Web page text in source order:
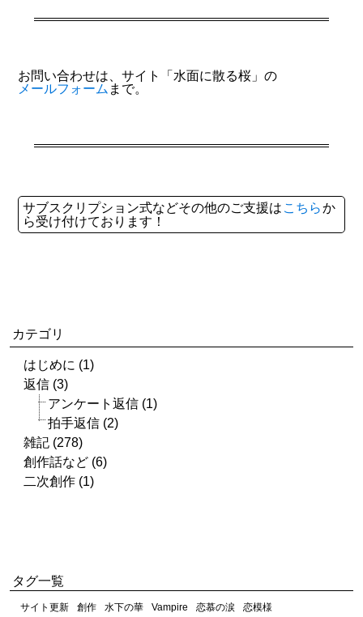
お問い合わせは、サイト「水面に散る桜」の
メールフォーム まで。
サブスクリプション式などその他のご支援は こちらか
ら受け付けております！
カテゴリ
はじめに (1)
返信 (3)
アンケート返信 (1)
拍手返信 (2)
雑記 (278)
創作話など (6)
二次創作 (1)
タグ一覧
サイト更新 創作 水下の華 Vampire 恋慕の涙
恋模様